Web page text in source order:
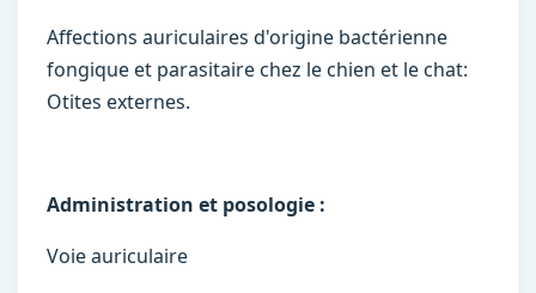
Affections auriculaires d'origine bactérienne
fongique et parasitaire chez le chien et le chat:
Otites externes.
Administration et posologie :
Voie auriculaire